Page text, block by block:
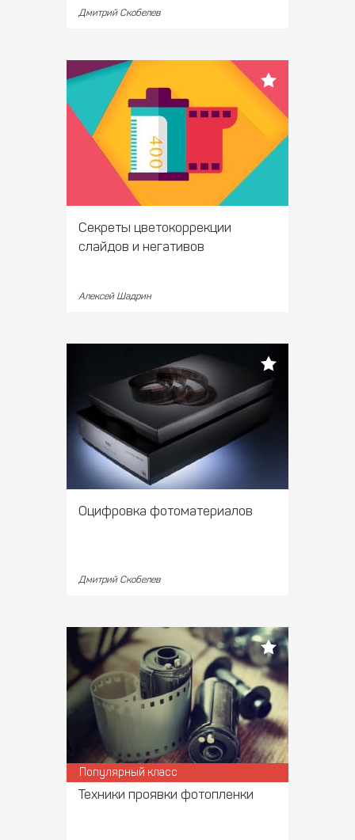
Дмитрий Скобелев
Секреты цветокоррекции
слайдов и негативов
Алексей Шадрин
Оцифровка фотоматериалов
Дмитрий Скобелев
Техники проявки фотопленки
Популярный класс